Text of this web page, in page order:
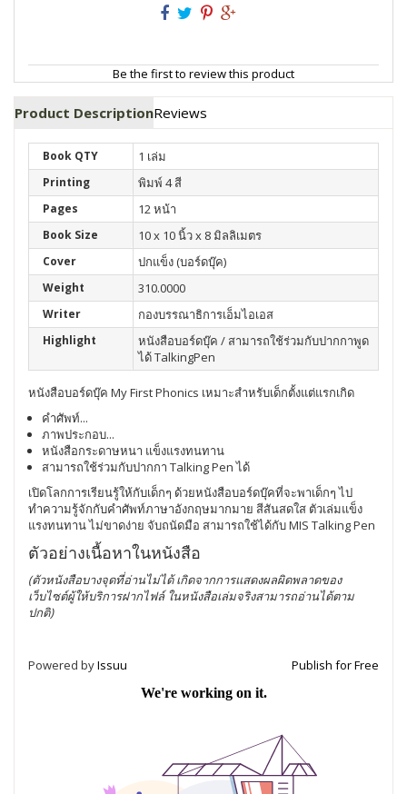
Be the first to review this product
Product DescriptionReviews
Book QTY 1 เล่ม
Printing พิมพ์ 4 สี
Pages 12 หน้า
Book Size 10 x 10 นิ้ว x 8 มิลลิเมตร
Cover ปกแข็ง (บอร์ดบุ๊ค)
Weight 310.0000
Writer กองบรรณาธิการเอ็มไอเอส
Highlight
หนังสือบอร์ดบุ๊ค / สามารถใช้ร่วมกับปากกาพูด
ได้ TalkingPen
หนังสือบอร์ดบุ๊ค My First Phonics เหมาะสำหรับเด็กตั้งแต่แรกเกิด
คำศัพท์...
ภาพประกอบ...
หนังสือกระดาษหนา แข็งแรงทนทาน
สามารถใช้ร่วมกับปากกา Talking Pen ได้
เปิดโลกการเรียนรู้ให้กับเด็กๆ ด้วยหนังสือบอร์ดบุ๊คที่จะพาเด็กๆ ไป
ทำความรู้จักกับคำศัพท์ภาษาอังกฤษมากมาย สีสันสดใส ตัวเล่มแข็ง
แรงทนทาน ไม่ขาดง่าย จับถนัดมือ สามารถใช้ได้กับ MIS Talking Pen
ตัวอย่างเนื้อหาในหนังสือ
(ตัวหนังสือบางจุดที่อ่านไม่ได้ เกิดจากการแสดงผลผิดพลาดของ
เว็บไซต์ผู้ให้บริการฝากไฟล์ในหนังสือเล่มจริงสามารถอ่านได้ตาม
ปกติ)
Powered byIssuu Publish for Free